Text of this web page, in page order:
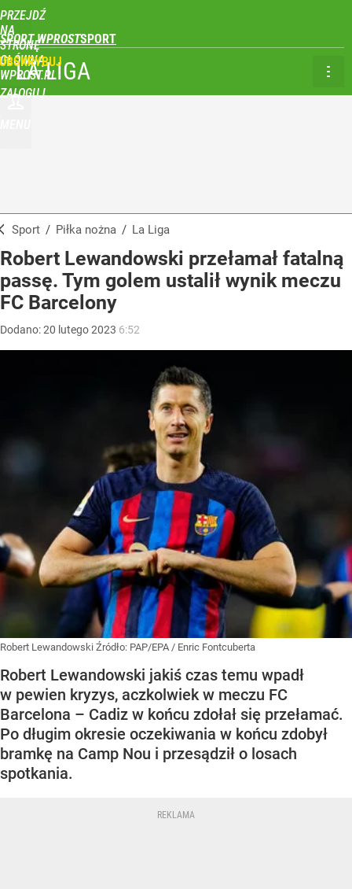
PRZEJDŹ
NA
STRONĘ
GŁÓWNĄ
WPROST.PL
SPORT WPROST
ZALOGUJ
LA LIGA
Sport / Piłka nożna / La Liga
Robert Lewandowski przełamał fatalną
passę. Tym golem ustalił wynik meczu
FC Barcelony
Dodano:20 lutego2023 6:52
Robert Lewandowski Źródło: PAP/EPA / Enric Fontcuberta
Robert Lewandowski jakiś czas temu wpadł
w pewien kryzys, aczkolwiek w meczu FC
Barcelona – Cadiz w końcu zdołał się przełamać.
Po długim okresie oczekiwania w końcu zdobył
bramkę na Camp Nou i przesądził o losach
spotkania.